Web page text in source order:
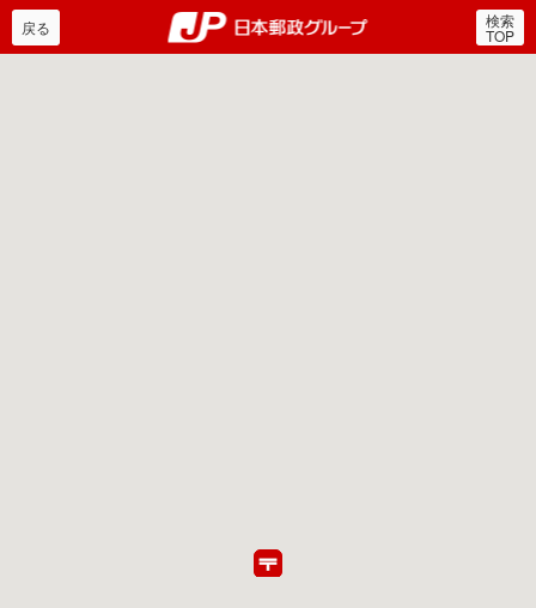
郵便局・日本郵政グルー
戻る 検索
TOP